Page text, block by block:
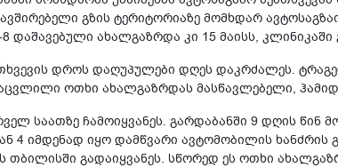
გზის ტერიტორიაზე მომხდარ
დაშავებული ახალგაზრდა კი 15 მაისს,
დროს დაღუპულები დღეს დაკრძალეს.
ოთხი ახალგაზრდას მასწავლებელი, ჰამიდ
საათზე ჩამოიყვანეს. გარდაბანში 9 დღის
4 იმდენად იყო დამწვარი ავტომობილის ხანძრის
თბილისში გადაიყვანეს. სწორედ ეს ოთხი